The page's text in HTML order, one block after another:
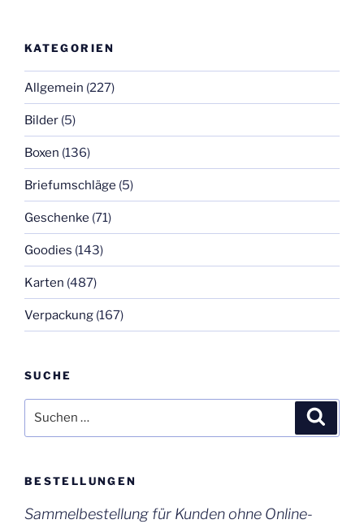
KATEGORIEN
Allgemein (227)
Bilder (5)
Boxen (136)
Briefumschläge (5)
Geschenke (71)
Goodies (143)
Karten (487)
Verpackung (167)
SUCHE
nach:
BESTELLUNGEN
Sammelbestellung für Kunden ohne Online-